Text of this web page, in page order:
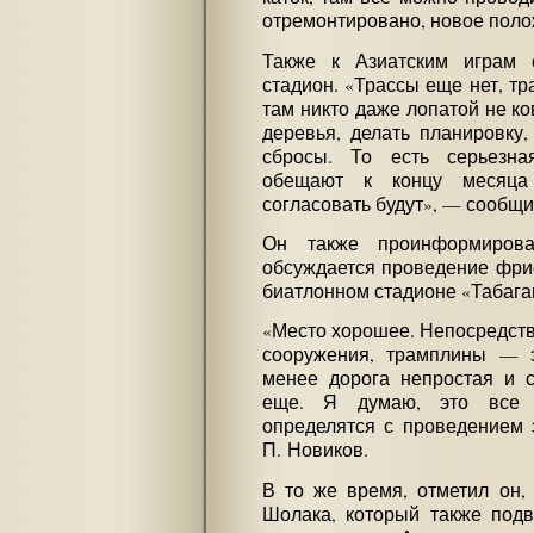
отремонтировано, новое
Также к Азиатским играм
стадион. «Трассы еще нет,
там никто даже лопатой не
деревья, делать
сбросы. То есть
обещают к концу месяца
согласовать будут», —
Он также
обсуждается проведение
биатлонном стадионе
«Место хорошее.
сооружения, трамплины —
менее дорога непростая и
еще. Я думаю, это все
определятся с
П. Новиков.
В то же время, отметил он,
Шолака, который также